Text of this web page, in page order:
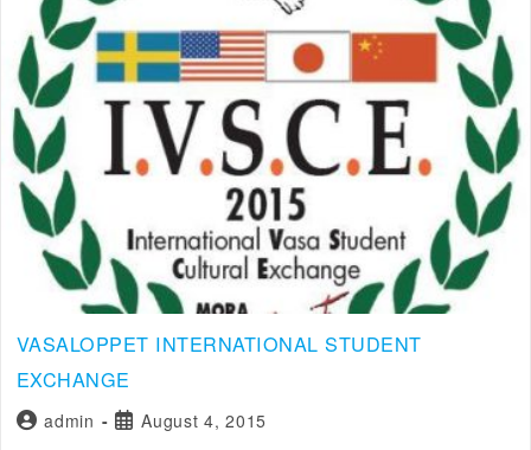
VASALOPPET INTERNATIONAL STUDENT
EXCHANGE
admin August 4, 2015